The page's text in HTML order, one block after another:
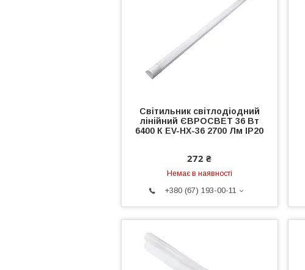
Світильник світлодіодний
лінійний ЄВРОСВЕТ 36 Вт
6400 К EV-HX-36 2700 Лм IP20
272 ₴
Немає в наявності
+380 (67) 193-00-11